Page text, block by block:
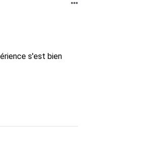
s'est bien